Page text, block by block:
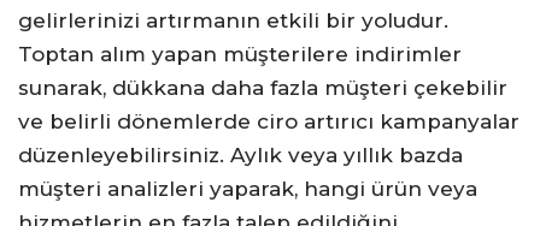
gelirlerinizi artırmanın etkili bir yoludur.
Toptan alım yapan müşterilere indirimler
sunarak, dükkana daha fazla müşteri çekebilir
ve belirli dönemlerde ciro artırıcı kampanyalar
düzenleyebilirsiniz. Aylık veya yıllık bazda
müşteri analizleri yaparak, hangi ürün veya